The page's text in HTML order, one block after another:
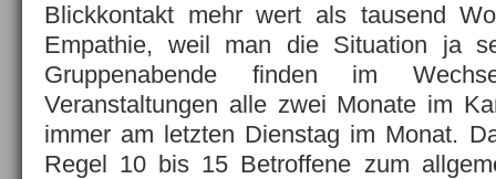
Blickkontakt mehr wert als tausend
Empathie, weil man die Situation ja
Gruppenabende finden im
Veranstaltungen alle zwei Monate im
immer am letzten Dienstag im Monat.
Regel 10 bis 15 Betroffene zum